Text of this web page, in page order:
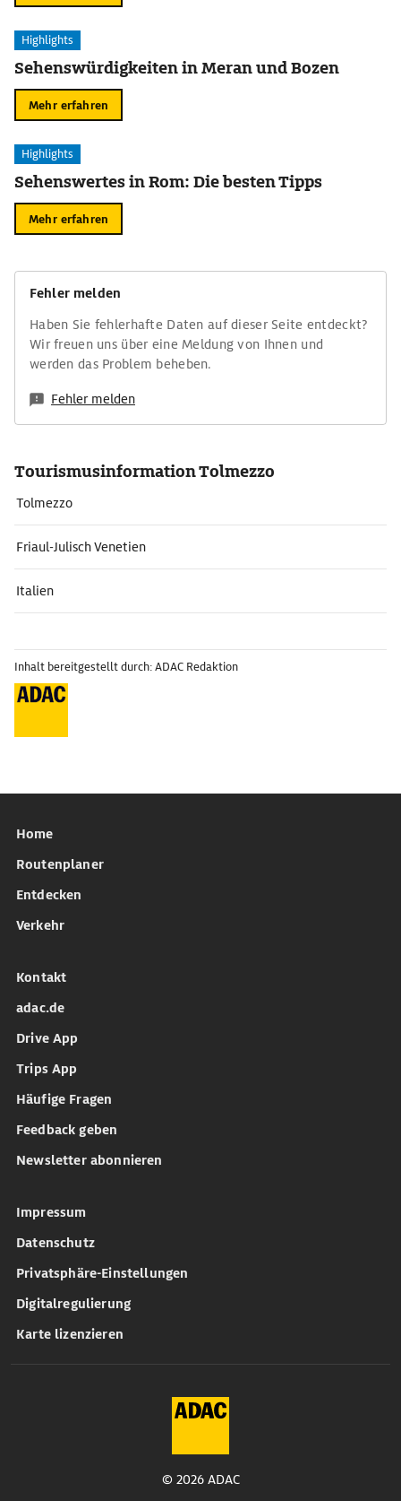
Highlights
Sehenswürdigkeiten in Meran und Bozen
Mehr erfahren
Highlights
Sehenswertes in Rom: Die besten Tipps
Mehr erfahren
Fehler melden
Haben Sie fehlerhafte Daten auf dieser Seite entdeckt?
Wir freuen uns über eine Meldung von Ihnen und
werden das Problem beheben.
Fehler melden
Tourismusinformation Tolmezzo
Tolmezzo
Friaul-Julisch Venetien
Italien
Inhalt bereitgestellt durch: ADAC Redaktion
Home
Routenplaner
Entdecken
Verkehr
Kontakt
adac.de
Drive App
Trips App
Häufige Fragen
Feedback geben
Newsletter abonnieren
Impressum
Datenschutz
Privatsphäre-Einstellungen
Digitalregulierung
Karte lizenzieren
© 2026 ADAC